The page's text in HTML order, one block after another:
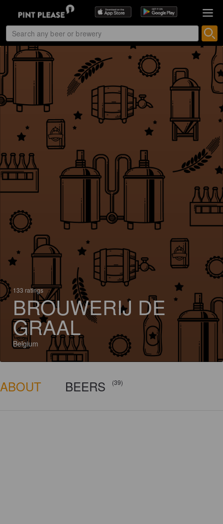
133 ratings
BROUWERIJ DE
GRAAL
Belgium
ABOUT BEERS (39)